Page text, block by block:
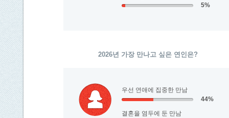
5%
2026년 가장 만나고 싶은 연인은?
우선 연애에 집중한 만남
44%
결혼을 염두에 둔 만남